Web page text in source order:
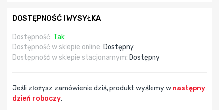
DOSTĘPNOŚĆ I WYSYŁKA
Dostępność: Tak
Dostępność w sklepie online: Dostępny
Dostępność w sklepie stacjonarnym: Dostępny
Jeśli złożysz zamówienie dziś, produkt wyślemy w następny
dzień roboczy.